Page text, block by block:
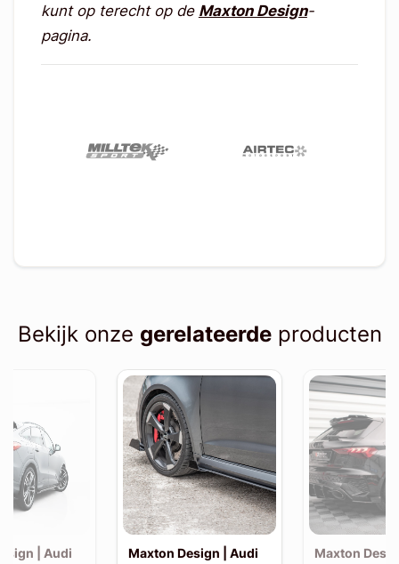
kunt op terecht op de Maxton Design-
pagina.
Bekijk onze gerelateerdeproducten
| Audi
Maxton Design | Audi
Maxton